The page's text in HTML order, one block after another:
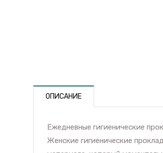
ОПИСАНИЕ
Ежедневные гигиенические
Женские гигиенические